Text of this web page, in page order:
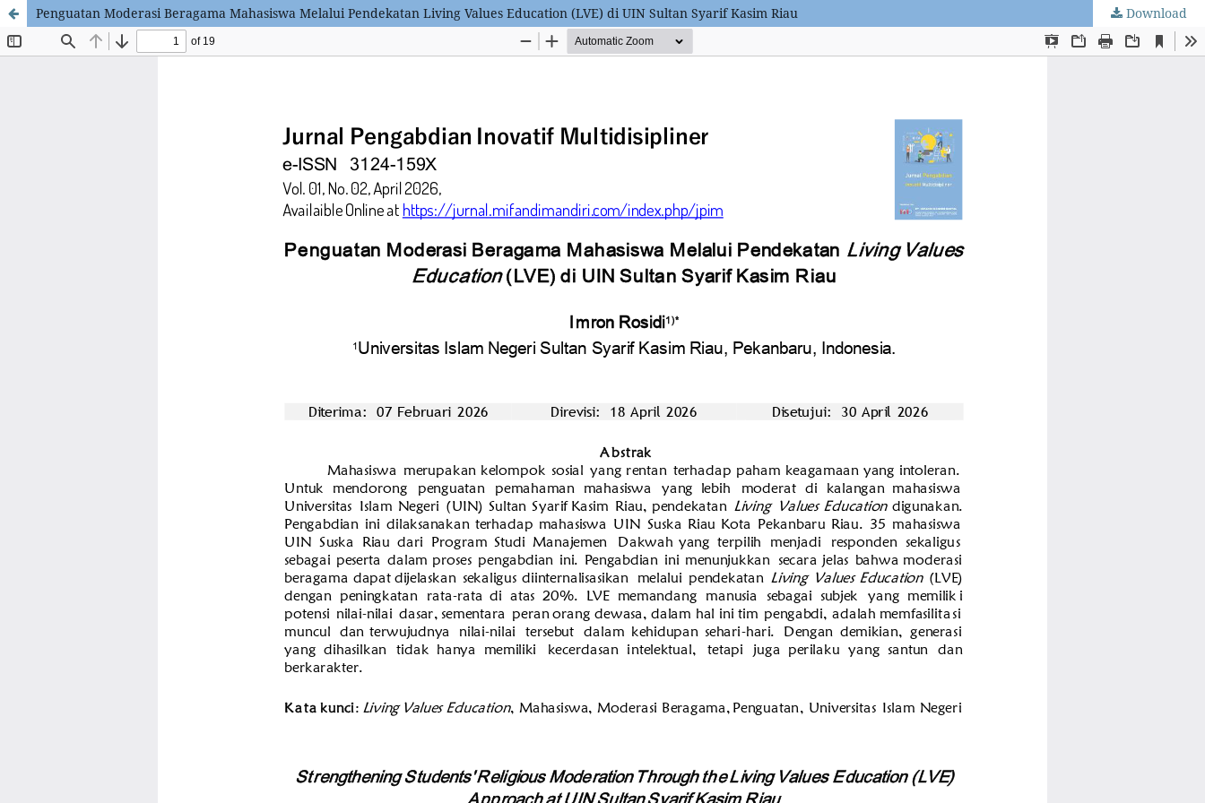
Penguatan Moderasi Beragama Mahasiswa Melalui Pendekatan Living Values Education (LVE) di UIN Sultan Syarif Kasim Riau Download